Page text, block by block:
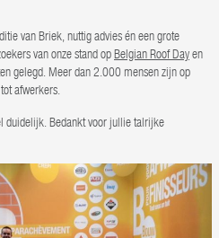
van Briek, nuttig advies én een grote
van onze stand opBelgian Roof Dayen
gelegd. Meer dan 2.000 mensen zijn op
afwerkers.
duidelijk. Bedankt voor jullie talrijke